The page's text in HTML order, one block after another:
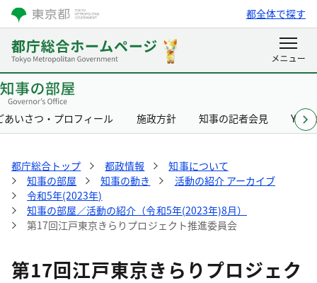
都全体で探す
あいさつ・プロフィール 施政方針 知事の記者会見
都庁総合トップ 都政情報
知事について
知事の部屋
知事の動き
活動の紹介 アーカイブ
令和5年(2023年)
知事の部屋／活動の紹介（令和5年(2023年)8月）
第17回江戸東京きらりプロジェクト推進委員会
第17回江戸東京きらりプロジェク